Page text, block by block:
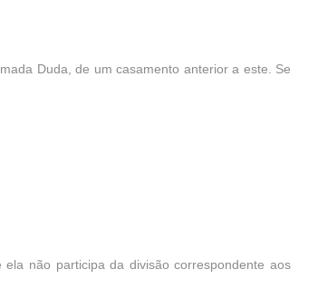
Duda, de um casamento anterior a este. Se
não participa da divisão correspondente aos